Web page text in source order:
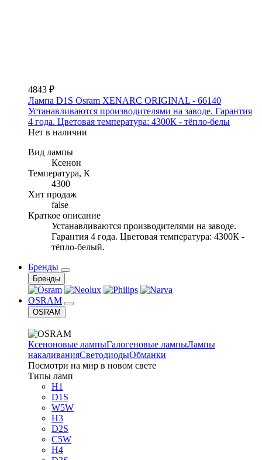
4843 ₽
Лампа D1S Osram XENARC ORIGINAL - 66140
Устанавливаются производителями на заводе. Гарантия
4 года. Цветовая температура: 4300К - тёпло-белы
Нет в наличии
Вид лампы
Ксенон
Температура, К
4300
Хит продаж
false
Краткое описание
Устанавливаются производителями на заводе.
Гарантия 4 года. Цветовая температура: 4300К -
тёпло-белый.
Бренды
Бренды
OSRAM
OSRAM
Ксеноновые лампыГалогеновые лампыЛампы
накаливанияСветодиодыОбманки
Посмотри на мир в новом свете
Типы ламп
H1
D1S
W5W
H3
D2S
C5W
H4